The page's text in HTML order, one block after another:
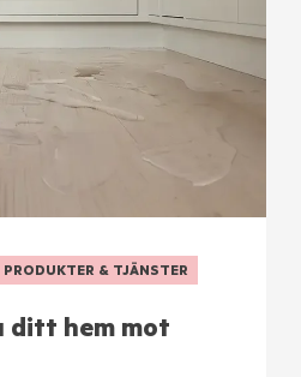
PRODUKTER & TJÄNSTER
ditt hem mot